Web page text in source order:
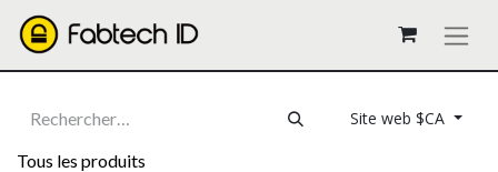
Site web $CA
Tous les produits